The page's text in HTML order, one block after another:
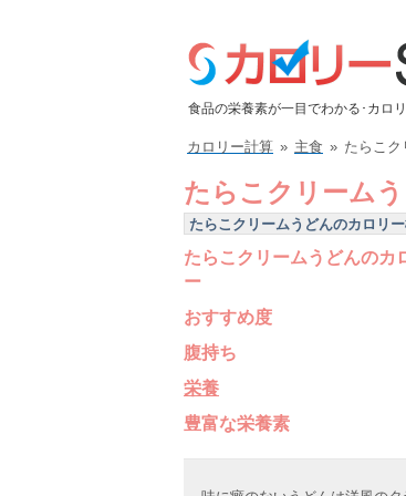
食品の栄養素が一目でわかる･カロ
カロリー計算 » 主食 » たらこク
たらこクリーム
たらこクリームうどんのカロリ
たらこクリームうどんのカ
ー
おすすめ度
腹持ち
栄養
豊富な栄養素